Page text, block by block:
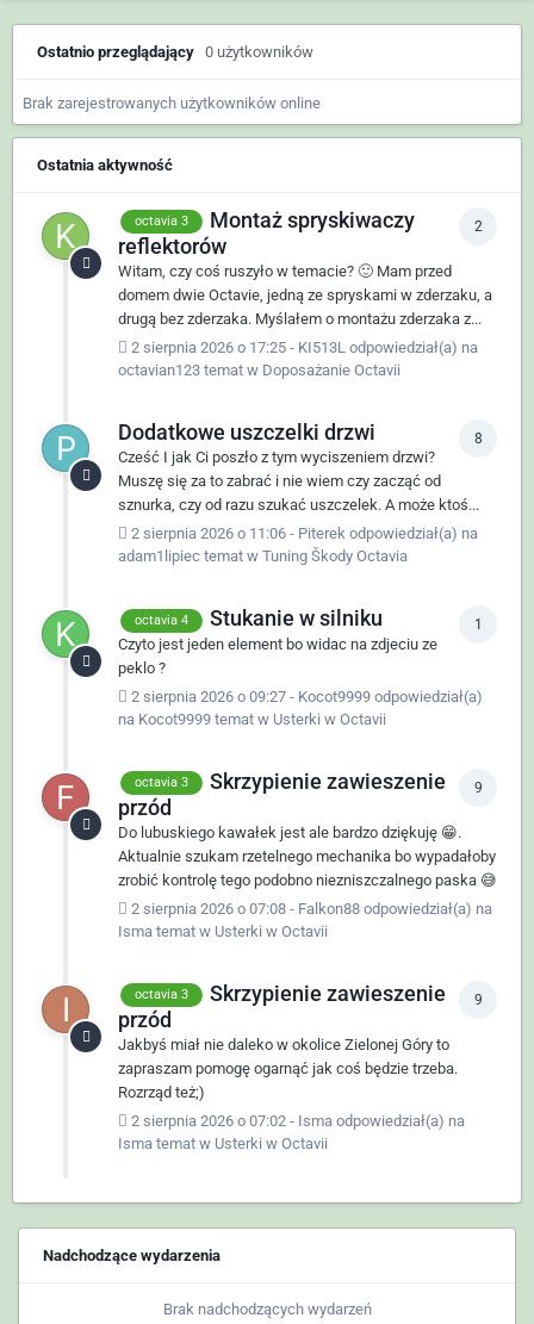
Ostatnio przeglądający 0 użytkowników
Brak zarejestrowanych użytkowników online
Ostatnia aktywność
2
octavia 3
Montaż spryskiwaczy
reflektorów
Witam, czy coś ruszyło w temacie? 🙂 Mam przed
domem dwie Octavie, jedną ze spryskami w zderzaku, a
drugą bez zderzaka. Myślałem o montażu zderzaka z...
2 sierpnia 2026 o 17:25 - KI513L odpowiedział(a) na
octavian123 temat w Doposażanie Octavii
8
Dodatkowe uszczelki drzwi
Cześć I jak Ci poszło z tym wyciszeniem drzwi?
Muszę się za to zabrać i nie wiem czy zacząć od
sznurka, czy od razu szukać uszczelek. A może ktoś...
2 sierpnia 2026 o 11:06 - Piterek odpowiedział(a) na
adam1lipiec temat w Tuning Škody Octavia
1
octavia 4 Stukanie w silniku
Czyto jest jeden element bo widac na zdjeciu ze
peklo ?
2 sierpnia 2026 o 09:27 - Kocot9999 odpowiedział(a)
na Kocot9999 temat w Usterki w Octavii
9
octavia 3
Skrzypienie zawieszenie
przód
Do lubuskiego kawałek jest ale bardzo dziękuję 😁.
Aktualnie szukam rzetelnego mechanika bo wypadałoby
zrobić kontrolę tego podobno niezniszczalnego paska 😅
2 sierpnia 2026 o 07:08 - Falkon88 odpowiedział(a) na
Isma temat w Usterki w Octavii
9
octavia 3
Skrzypienie zawieszenie
przód
Jakbyś miał nie daleko w okolice Zielonej Góry to
zapraszam pomogę ogarnąć jak coś będzie trzeba.
Rozrząd też;)
2 sierpnia 2026 o 07:02 - Isma odpowiedział(a) na
Isma temat w Usterki w Octavii
Nadchodzące wydarzenia
Brak nadchodzących wydarzeń